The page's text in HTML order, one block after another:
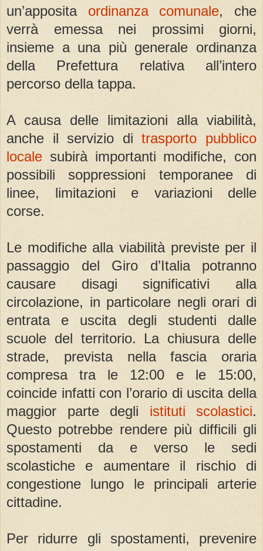
un’apposita ordinanza comunale, che
verrà emessa nei prossimi giorni,
insieme a una più generale ordinanza
della Prefettura relativa all’intero
percorso della tappa.
A causa delle limitazioni alla viabilità,
anche il servizio ditrasporto pubblico
locale subirà importanti modifiche, con
possibili soppressioni temporanee di
linee, limitazioni e variazioni delle
corse.
Le modifiche alla viabilità previste per il
passaggio del Giro d’Italia potranno
causare disagi significativi alla
circolazione, in particolare negli orari di
entrata e uscita degli studenti dalle
scuole del territorio. La chiusura delle
strade, prevista nella fascia oraria
compresa tra le 12:00 e le 15:00,
coincide infatti con l’orario di uscita della
maggior parte degli istituti scolastici.
Questo potrebbe rendere più difficili gli
spostamenti da e verso le sedi
scolastiche e aumentare il rischio di
congestione lungo le principali arterie
cittadine.
Per ridurre gli spostamenti, prevenire